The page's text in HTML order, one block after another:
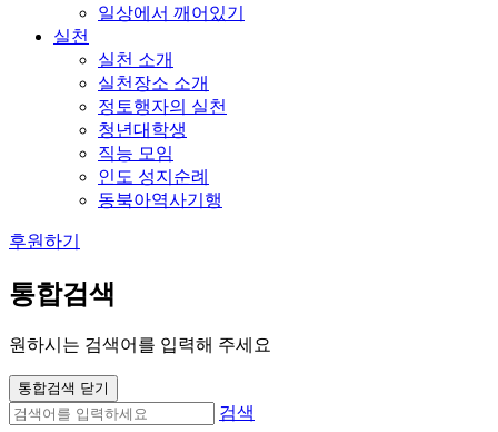
일상에서 깨어있기
실천
실천 소개
실천장소 소개
정토행자의 실천
청년대학생
직능 모임
인도 성지순례
동북아역사기행
후원하기
통합검색
원하시는 검색어를 입력해 주세요
통합검색 닫기
검색